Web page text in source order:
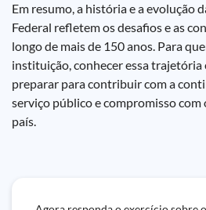
Em resumo, a história e a evolução
Federal refletem os desafios e as
longo de mais de 150 anos. Para
instituição, conhecer essa trajetória
preparar para contribuir com a
serviço público e compromisso
país.